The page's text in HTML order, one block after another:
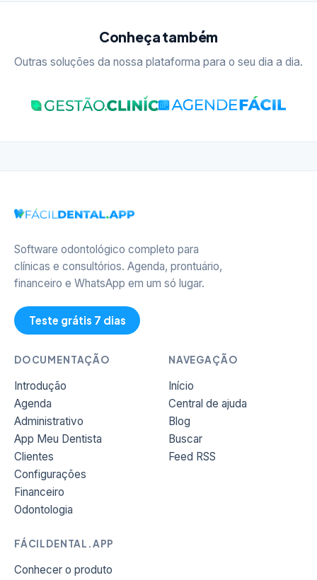
Conheça também
Outras soluções da nossa plataforma para o seu dia a dia.
Software odontológico completo para
clínicas e consultórios. Agenda, prontuário,
financeiro e WhatsApp em um só lugar.
Teste grátis 7 dias
DOCUMENTAÇÃO
Introdução
Agenda
Administrativo
App Meu Dentista
Clientes
Configurações
Financeiro
Odontologia
NAVEGAÇÃO
Início
Central de ajuda
Blog
Buscar
Feed RSS
FÁCILDENTAL.APP
Conhecer o produto